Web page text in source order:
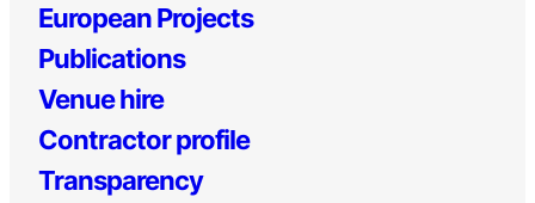
European Projects
Publications
Venue hire
Contractor profile
Transparency